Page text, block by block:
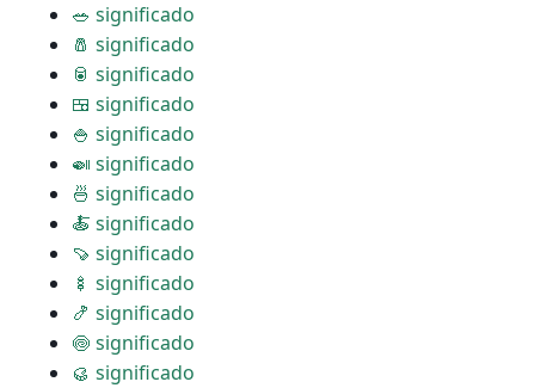
🥗 significado
🧂 significado
🥫 significado
🍱 significado
🍚 significado
🍛 significado
🍜 significado
🍝 significado
🍠 significado
🍢 significado
🍤 significado
🍥 significado
🥮 significado